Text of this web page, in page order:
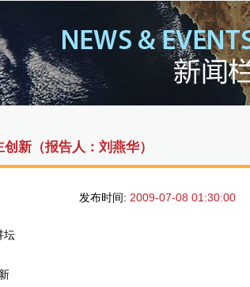
新（报告人：刘燕华）
发布时间: 2009-07-08 01:30:00
坛